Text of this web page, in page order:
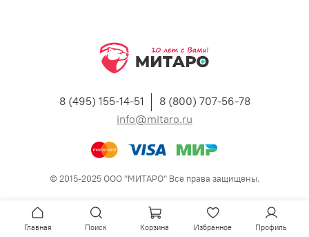
8 (495) 155-14-51
8 (800) 707-56-78
info@mitaro.ru
© 2015-2025 ООО "МИТАРО" Все права защищены.
Главная Поиск Корзина Избранное Профиль